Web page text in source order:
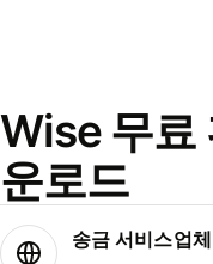
Wise 무료
운로드
송금 서비스업